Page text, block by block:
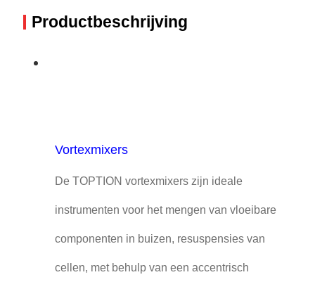
Productbeschrijving
Vortexmixers
De TOPTION vortexmixers zijn ideale
instrumenten voor het mengen van vloeibare
componenten in buizen, resuspensies van
cellen, met behulp van een accentrisch